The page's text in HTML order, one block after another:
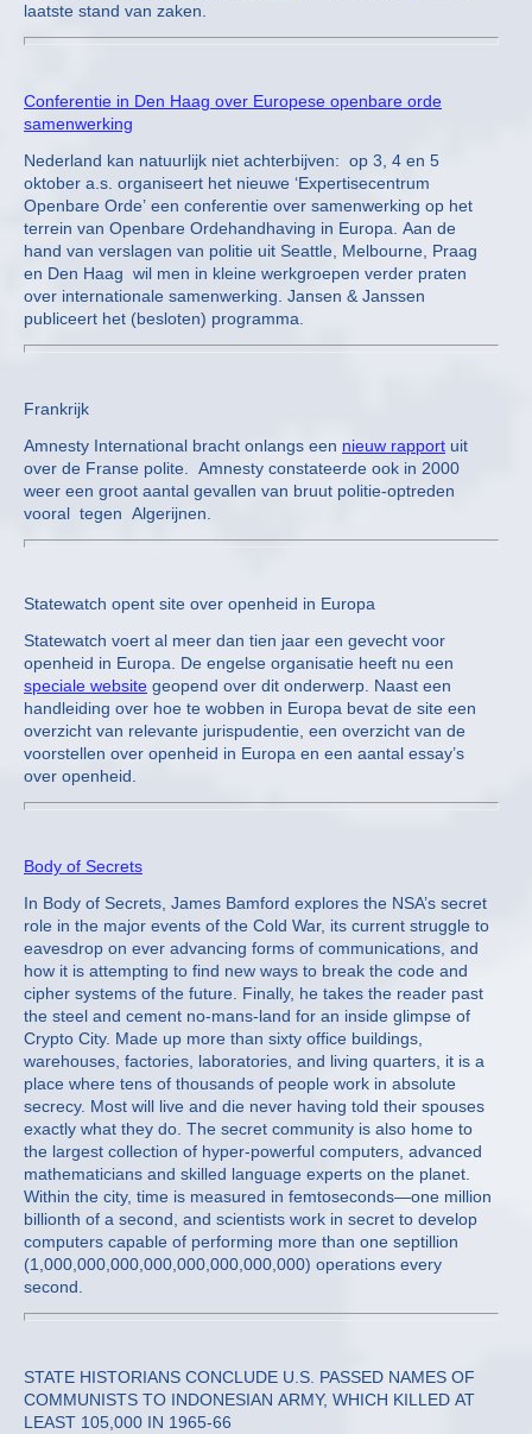
laatste stand van zaken.
Conferentie in Den Haag over Europese openbare orde
samenwerking
Nederland kan natuurlijk niet achterbijven: op 3, 4 en 5
oktober a.s. organiseert het nieuwe ‘Expertisecentrum
Openbare Orde’ een conferentie over samenwerking op het
terrein van Openbare Ordehandhaving in Europa. Aan de
hand van verslagen van politie uit Seattle, Melbourne, Praag
en Den Haag wil men in kleine werkgroepen verder praten
over internationale samenwerking. Jansen & Janssen
publiceert het (besloten) programma.
Frankrijk
Amnesty International bracht onlangs een nieuw rapport uit
over de Franse polite. Amnesty constateerde ook in 2000
weer een groot aantal gevallen van bruut politie-optreden
vooral tegen Algerijnen.
Statewatch opent site over openheid in Europa
Statewatch voert al meer dan tien jaar een gevecht voor
openheid in Europa. De engelse organisatie heeft nu een
speciale website geopend over dit onderwerp. Naast een
handleiding over hoe te wobben in Europa bevat de site een
overzicht van relevante jurispudentie, een overzicht van de
voorstellen over openheid in Europa en een aantal essay’s
over openheid.
Body of Secrets
In Body of Secrets, James Bamford explores the NSA’s secret
role in the major events of the Cold War, its current struggle to
eavesdrop on ever advancing forms of communications, and
how it is attempting to find new ways to break the code and
cipher systems of the future. Finally, he takes the reader past
the steel and cement no-mans-land for an inside glimpse of
Crypto City. Made up more than sixty office buildings,
warehouses, factories, laboratories, and living quarters, it is a
place where tens of thousands of people work in absolute
secrecy. Most will live and die never having told their spouses
exactly what they do. The secret community is also home to
the largest collection of hyper-powerful computers, advanced
mathematicians and skilled language experts on the planet.
Within the city, time is measured in femtoseconds—one million
billionth of a second, and scientists work in secret to develop
computers capable of performing more than one septillion
(1,000,000,000,000,000,000,000,000) operations every
second.
STATE HISTORIANS CONCLUDE U.S. PASSED NAMES OF
COMMUNISTS TO INDONESIAN ARMY, WHICH KILLED AT
LEAST 105,000 IN 1965-66